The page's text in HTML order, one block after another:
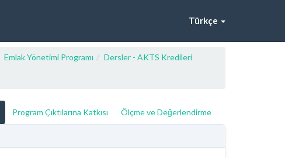
Türkçe
Emlak Yönetimi Programı
Dersler - AKTS Kredileri
Program Çıktılarına Katkısı Ölçme ve Değerlendirme